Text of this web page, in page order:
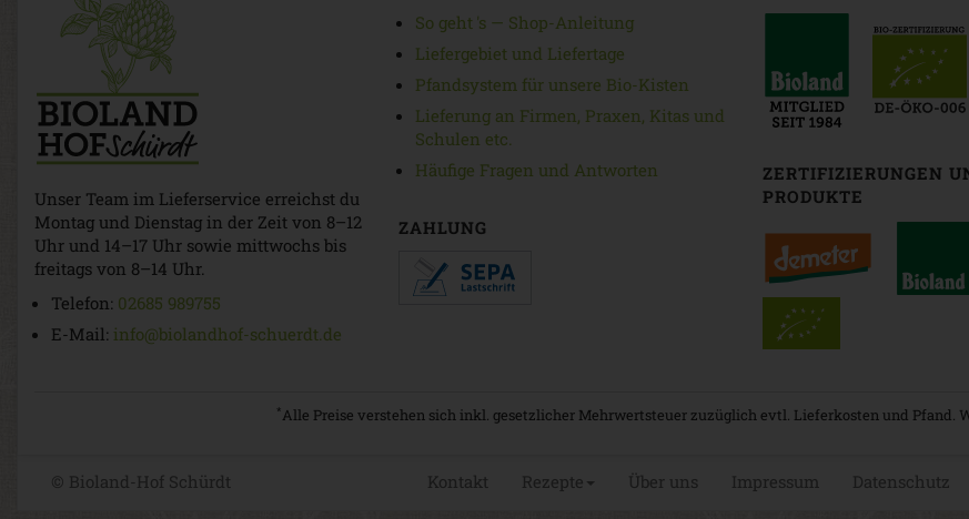
Unser Team im Lieferservice erreichst du
Montag und Dienstag in der Zeit von 8–12
Uhr und 14–17 Uhr sowie mittwochs bis
freitags von 8–14 Uhr.
Telefon: 02685 989755
E-Mail: info@biolandhof-schuerdt.de
So geht 's — Shop-Anleitung
Liefergebiet und Liefertage
Pfandsystem für unsere Bio-Kisten
Lieferung an Firmen, Praxen, Kitas und
Schulen etc.
Häufige Fragen und Antworten
ZAHLUNG
ZERTIFIZIERUNGEN
PRODUKTE
*Alle Preise verstehen sich inkl. gesetzlicher Mehrwertsteuer zuzüglich evtl. Lieferkosten und Pfand.
© Bioland-Hof Schürdt Kontakt Rezepte Über uns Impressum Datenschutz